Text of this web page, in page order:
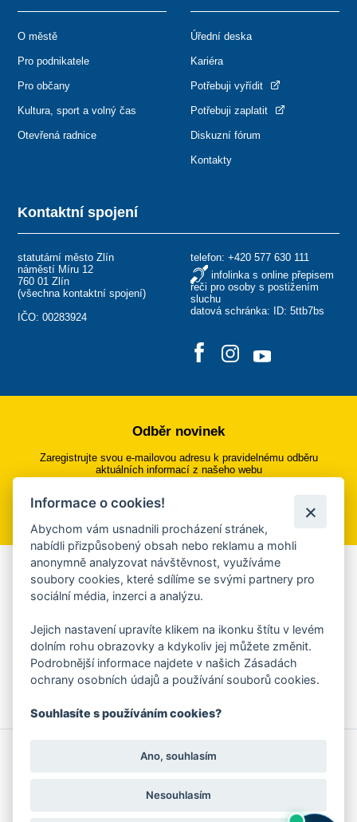
Kontaktní spojení
statutární město Zlín
náměstí Míru 12
760 01 Zlín
(všechna kontaktní spojení)
IČO: 00283924
telefon: +420 577 630 111
infolinka s online přepisem
řeči pro osoby s postižením
sluchu
datová schránka: ID: 5ttb7bs
O městě
Pro podnikatele
Pro občany
Kultura, sport a volný čas
Otevřená radnice
Úřední deska
Kariéra
Potřebuji vyřídit
Potřebuji zaplatit
Diskuzní fórum
Kontakty
Odběr novinek
Zaregistrujte svou e-mailovou adresu k pravidelnému odběru
aktuálních informací z našeho webu
Přihlásit se k odběru
Aplikace Mobilní rozhlas
Chcete dostávat do svého mobilu či mailu upozornění na
ankety, pozvánky na kulturní a sportovní akce?
Více informací o aplikaci
Ochrana osobních údajů
Informace o cookies!
Abychom vám usnadnili procházení stránek,
nabídli přizpůsobený obsah nebo reklamu a mohli
anonymně analyzovat návštěvnost, využíváme
soubory cookies, které sdílíme se svými partnery pro
sociální média, inzerci a analýzu.
Jejich nastavení upravíte klikem na ikonku štítu v levém
dolním rohu obrazovky a kdykoliv jej můžete změnit.
Podrobnější informace najdete v našich Zásadách
ochrany osobních údajů a používání souborů cookies.
Souhlasíte s používáním cookies?
Ano, souhlasím
Nesouhlasím